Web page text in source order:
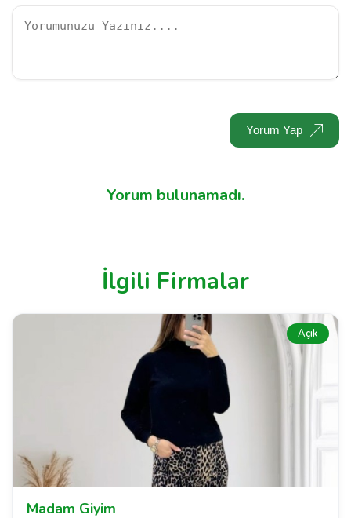
Yorum Yap
Yorum bulunamadı.
İlgili Firmalar
Açık
Madam Giyim